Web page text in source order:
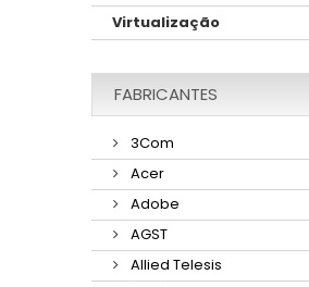
Virtualização
FABRICANTES
3Com
Acer
Adobe
AGST
Allied Telesis